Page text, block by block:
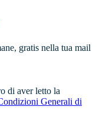
gratis nella tua mail
di aver letto la
Generali di